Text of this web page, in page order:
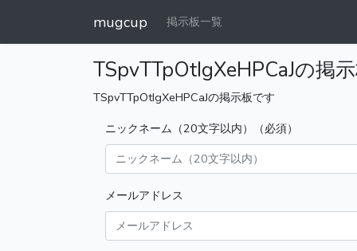
mugcup 掲示板一覧
TSpvTTpOtIgXeHPCaJの掲
TSpvTTpOtIgXeHPCaJの掲示板です
ニックネーム（20文字以内）（必須）
メールアドレス